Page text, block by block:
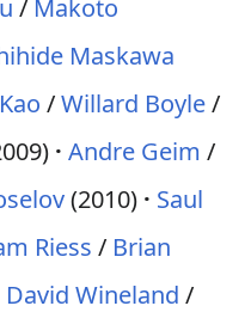
/ Makoto
Maskawa
/Willard Boyle/
Andre Geim /
(2010)
Saul
Riess / Brian
David Wineland /